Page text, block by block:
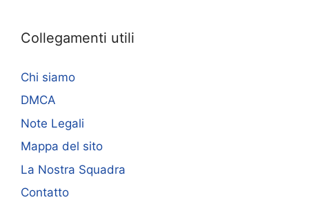
Collegamenti utili
Chi siamo
DMCA
Note Legali
Mappa del sito
La Nostra Squadra
Contatto